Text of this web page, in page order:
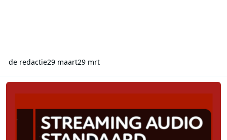
de redactie29 maart29 mrt
NMO Streaming Audio Standaard: online luistergedrag januari